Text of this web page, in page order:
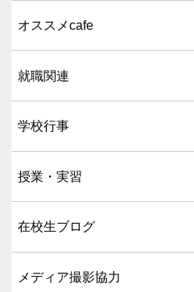
オススメcafe
就職関連
学校行事
授業・実習
在校生ブログ
メディア撮影協力